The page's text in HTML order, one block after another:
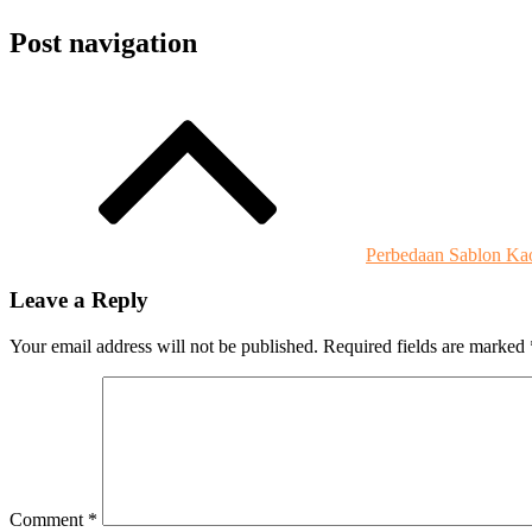
Post navigation
Perbedaan Sablon
Leave a Reply
Your email address will not be published. Required fields are marked
Comment *